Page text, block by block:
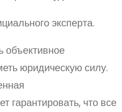
эксперта.
объективное
юридическую силу.
гарантировать, что все